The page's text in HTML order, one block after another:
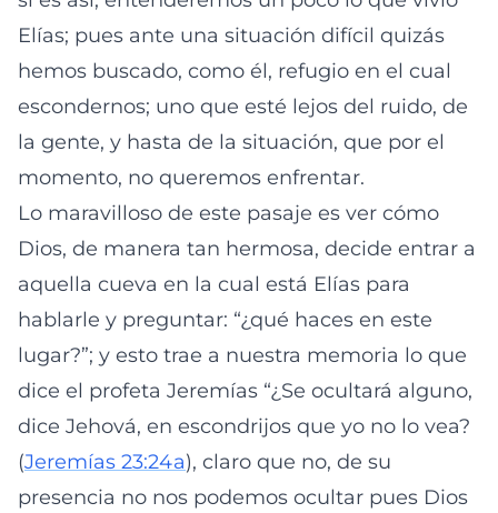
Elías; pues ante una situación difícil quizás
hemos buscado, como él, refugio en el cual
escondernos; uno que esté lejos del ruido, de
la gente, y hasta de la situación, que por el
momento, no queremos enfrentar.
Lo maravilloso de este pasaje es ver cómo
Dios, de manera tan hermosa, decide entrar a
aquella cueva en la cual está Elías para
hablarle y preguntar: “¿qué haces en este
lugar?”; y esto trae a nuestra memoria lo que
dice el profeta Jeremías “¿Se ocultará alguno,
dice Jehová, en escondrijos que yo no lo vea?
(Jeremías 23:24a), claro que no, de su
presencia no nos podemos ocultar pues Dios